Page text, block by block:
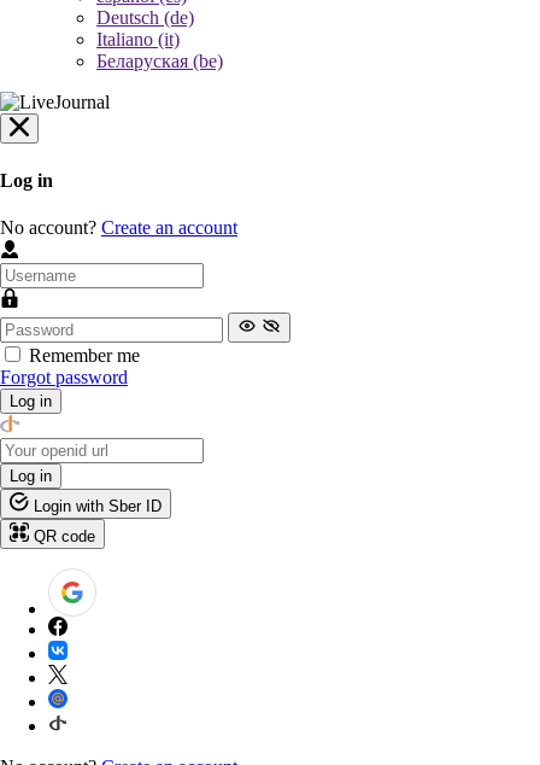
Deutsch (de)
Italiano (it)
Беларуская (be)
Log in
No account? Create an account
Remember me
Forgot password
Log in
Log in
Login with Sber ID
QR code